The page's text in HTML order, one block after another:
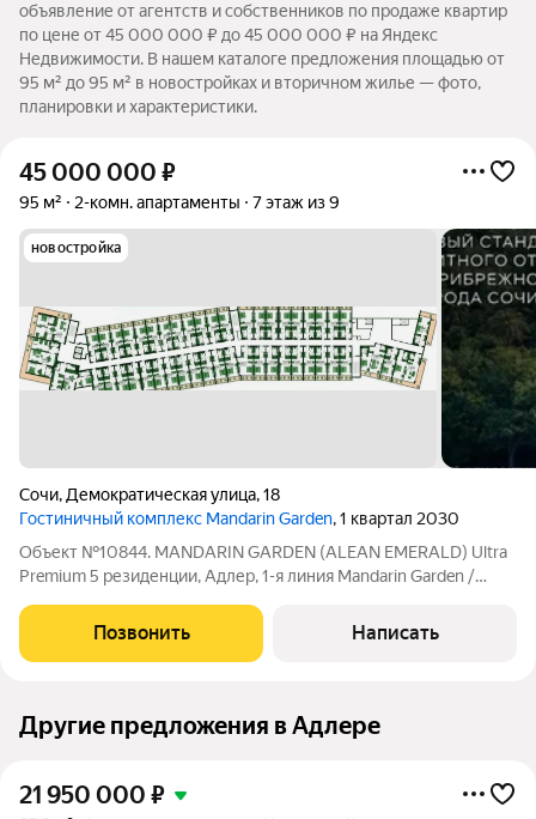
объявление от агентств и собственников по продаже квартир
по цене от 45 000 000 ₽ до 45 000 000 ₽ на Яндекс
Недвижимости. В нашем каталоге предложения площадью от
95 м² до 95 м² в новостройках и вторичном жилье — фото,
планировки и характеристики.
45 000 000 ₽
95 м² 2-комн. апартаменты 7 этаж из 9
новостройка
Сочи, Демократическая улица,18
Гостиничный комплекс Mandarin Garden, 1 квартал 2030
Объект №10844. MANDARIN GARDEN (ALEAN EMERALD) Ultra
Premium 5 резиденции, Адлер, 1-я линия Mandarin Garden /
NOVIKOV Group. Оператор: Alean Collection. Проектное
Позвонить Написать
Другие предложения в Адлере
21 950 000 ₽